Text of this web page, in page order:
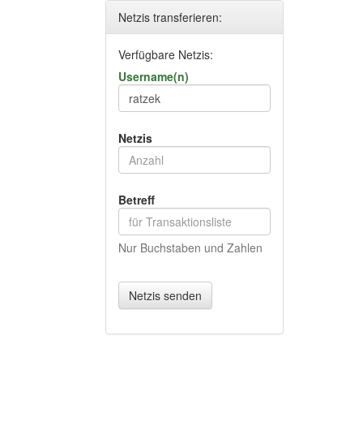
Netzis transferieren:
Verfügbare Netzis:
Username(n)
Netzis
Betreff
Nur Buchstaben und Zahlen